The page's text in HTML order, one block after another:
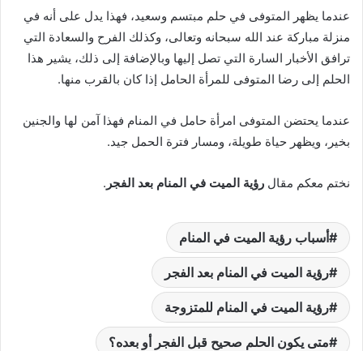
عندما يظهر المتوفى في حلم مبتسم وسعيد، فهذا يدل على أنه في
منزلة مباركة عند الله سبحانه وتعالى، وكذلك الفرح والسعادة التي
ترافق الأخبار السارة التي تصل إليها وبالإضافة إلى ذلك، يشير هذا
الحلم إلى رضا المتوفى للمرأة الحامل إذا كان بالقرب منها.
عندما يحتضن المتوفى امرأة حامل في المنام فهذا آمن لها والجنين
بخير، ويظهر حياة طويلة، ومسار فترة الحمل جيد.
نختم معكم مقال رؤية الميت في المنام بعد الفجر .
أسباب رؤية الميت في المنام
رؤية الميت في المنام بعد الفجر
رؤية الميت في المنام للمتزوجة
متى يكون الحلم صحيح قبل الفجر أو بعده؟